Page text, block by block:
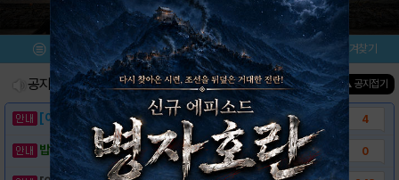
메뉴 이벤트/미션 설치/평가 즐겨찾기
공지사항 진행중인 이벤트0건 ▲ 공지접기
[이벤트] 웃음으로 매일매일 해피! 유머 게시.. 4
밥알이의 헝앱통신 ⑲ “밥알이, 드디어 멀티를.. 0